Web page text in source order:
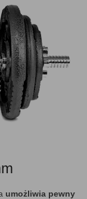
umożliwia pewny